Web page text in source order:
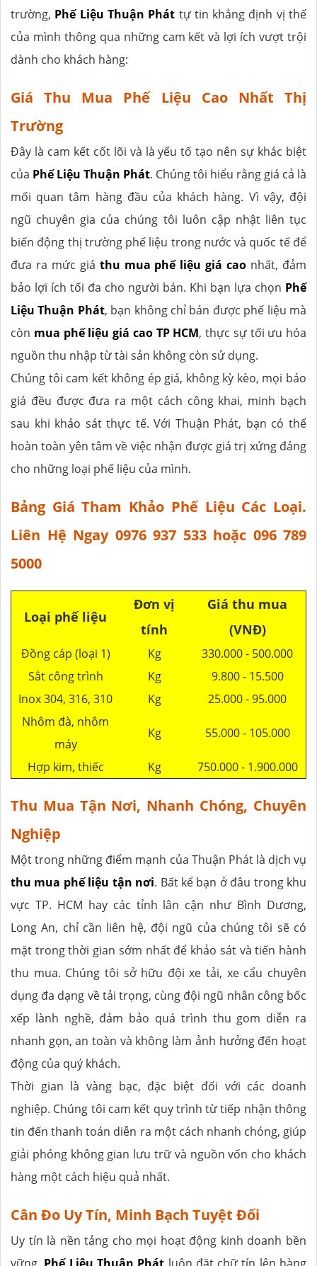
trường, Phế Liệu Thuận Phát tự tin khẳng định vị thế
của mình thông qua những cam kết và lợi ích vượt trội
dành cho khách hàng:
Giá Thu Mua Phế Liệu Cao Nhất Thị
Trường
Đây là cam kết cốt lõi và là yếu tố tạo nên sự khác biệt
của Phế Liệu Thuận Phát. Chúng tôi hiểu rằng giá cả là
mối quan tâm hàng đầu của khách hàng. Vì vậy, đội
ngũ chuyên gia của chúng tôi luôn cập nhật liên tục
biến động thị trường phế liệu trong nước và quốc tế để
đưa ra mức giá thu mua phế liệu giá cao nhất, đảm
bảo lợi ích tối đa cho người bán. Khi bạn lựa chọn Phế
Liệu Thuận Phát, bạn không chỉ bán được phế liệu mà
còn mua phế liệu giá cao TP HCM, thực sự tối ưu hóa
nguồn thu nhập từ tài sản không còn sử dụng.
Chúng tôi cam kết không ép giá, không kỳ kèo, mọi báo
giá đều được đưa ra một cách công khai, minh bạch
sau khi khảo sát thực tế. Với Thuận Phát, bạn có thể
hoàn toàn yên tâm về việc nhận được giá trị xứng đáng
cho những loại phế liệu của mình.
Bảng Giá Tham Khảo Phế Liệu Các Loại.
Liên Hệ Ngay 0976 937 533 hoặc 096 789
5000
Loại phế liệu
Đơn vị
tính
Giá thu mua
(VNĐ)
Đồng cáp (loại 1) Kg
330.000 - 500.000
Sắt công trình
Kg
9.800 - 15.500
Inox 304, 316, 310
Kg
25.000 - 95.000
Nhôm đà, nhôm
máy
Kg 55.000 - 105.000
Hợp kim, thiếc Kg 750.000 - 1.900.000
Thu Mua Tận Nơi, Nhanh Chóng, Chuyên
Nghiệp
Một trong những điểm mạnh của Thuận Phát là dịch vụ
thu mua phế liệu tận nơi. Bất kể bạn ở đâu trong khu
vực TP. HCM hay các tỉnh lân cận như Bình Dương,
Long An, chỉ cần liên hệ, đội ngũ của chúng tôi sẽ có
mặt trong thời gian sớm nhất để khảo sát và tiến hành
thu mua. Chúng tôi sở hữu đội xe tải, xe cẩu chuyên
dụng đa dạng về tải trọng, cùng đội ngũ nhân công bốc
xếp lành nghề, đảm bảo quá trình thu gom diễn ra
nhanh gọn, an toàn và không làm ảnh hưởng đến hoạt
động của quý khách.
Thời gian là vàng bạc, đặc biệt đối với các doanh
nghiệp. Chúng tôi cam kết quy trình từ tiếp nhận thông
tin đến thanh toán diễn ra một cách nhanh chóng, giúp
giải phóng không gian lưu trữ và nguồn vốn cho khách
hàng một cách hiệu quả nhất.
Cân Đo Uy Tín, Minh Bạch Tuyệt Đối
Uy tín là nền tảng cho mọi hoạt động kinh doanh bền